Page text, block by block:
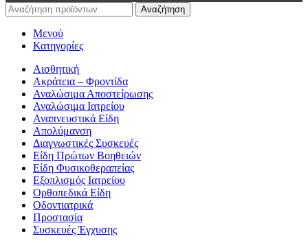
Αναζήτηση
Μενού
Κατηγορίες
Αισθητική
Ακράτεια – Φροντίδα
Αναλώσιμα Αποστείρωσης
Αναλώσιμα Ιατρείου
Αναπνευστικά Είδη
Απολύμανση
Διαγνωστικές Συσκευές
Είδη Πρώτων Βοηθειών
Είδη Φυσικοθεραπείας
Εξοπλισμός Ιατρείου
Ορθοπεδικά Είδη
Οδοντιατρικά
Προστασία
Συσκευές Έγχυσης